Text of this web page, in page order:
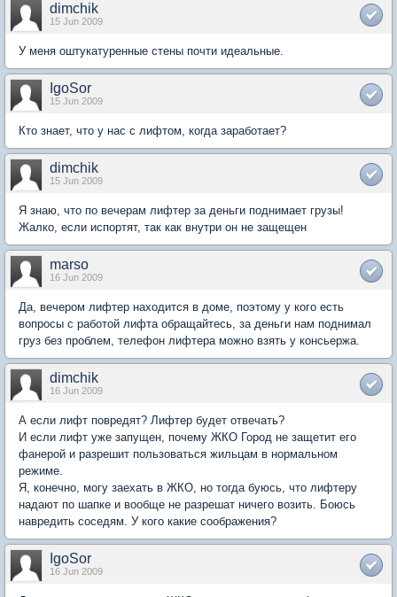
dimchik
15 Jun 2009
У меня оштукатуренные стены почти идеальные.
IgoSor
15 Jun 2009
Кто знает, что у нас с лифтом, когда заработает?
dimchik
15 Jun 2009
Я знаю, что по вечерам лифтер за деньги поднимает грузы!
Жалко, если испортят, так как внутри он не защещен
marso
16 Jun 2009
Да, вечером лифтер находится в доме, поэтому у кого есть
вопросы с работой лифта обращайтесь, за деньги нам поднимал
груз без проблем, телефон лифтера можно взять у консьержа.
dimchik
16 Jun 2009
А если лифт повредят? Лифтер будет отвечать?
И если лифт уже запущен, почему ЖКО Город не защетит его
фанерой и разрешит пользоваться жильцам в нормальном
режиме.
Я, конечно, могу заехать в ЖКО, но тогда буюсь, что лифтеру
надают по шапке и вообще не разрешат ничего возить. Боюсь
навредить соседям. У кого какие соображения?
IgoSor
16 Jun 2009